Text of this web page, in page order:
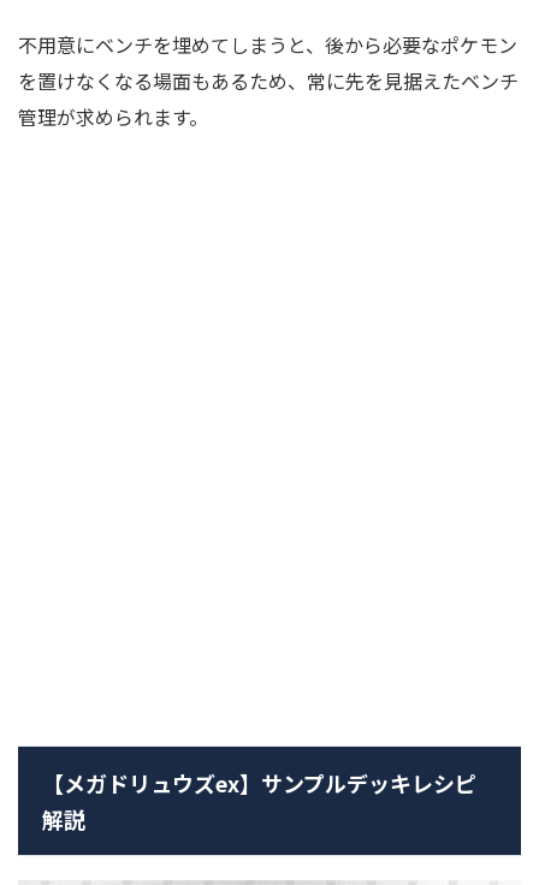
不用意にベンチを埋めてしまうと、後から必要なポケモン
を置けなくなる場面もあるため、常に先を見据えたベンチ
管理が求められます。
【メガドリュウズex】サンプルデッキレシピ
解説